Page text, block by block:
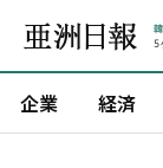
企業 経済